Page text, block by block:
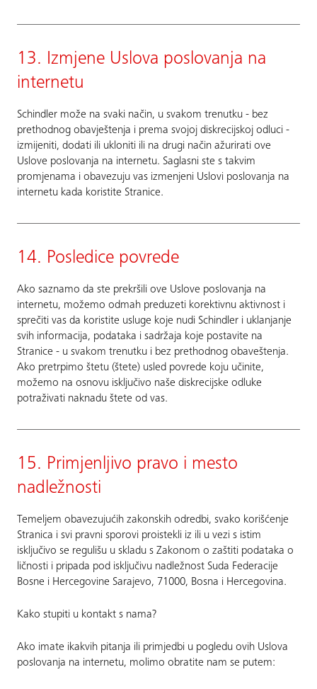
13. Izmjene Uslova poslovanja na
internetu
Schindler može na svaki način, u svakom trenutku - bez
prethodnog obavještenja i prema svojoj diskrecijskoj odluci -
izmijeniti, dodati ili ukloniti ili na drugi način ažurirati ove
Uslove poslovanja na internetu. Saglasni ste s takvim
promjenama i obavezuju vas izmenjeni Uslovi poslovanja na
internetu kada koristite Stranice.
14. Posledice povrede
Ako saznamo da ste prekršili ove Uslove poslovanja na
internetu, možemo odmah preduzeti korektivnu aktivnost i
sprečiti vas da koristite usluge koje nudi Schindler i uklanjanje
svih informacija, podataka i sadržaja koje postavite na
Stranice - u svakom trenutku i bez prethodnog obaveštenja.
Ako pretrpimo štetu (štete) usled povrede koju učinite,
možemo na osnovu isključivo naše diskrecijske odluke
potraživati naknadu štete od vas.
15. Primjenljivo pravo i mesto
nadležnosti
Temeljem obavezujućih zakonskih odredbi, svako korišćenje
Stranica i svi pravni sporovi proistekli iz ili u vezi s istim
isključivo se regulišu u skladu s Zakonom o zaštiti podataka o
ličnosti i pripada pod isključivu nadležnost Suda Federacije
Bosne i Hercegovine Sarajevo, 71000, Bosna i Hercegovina.
Kako stupiti u kontakt s nama?
Ako imate ikakvih pitanja ili primjedbi u pogledu ovih Uslova
poslovanja na internetu, molimo obratite nam se putem: